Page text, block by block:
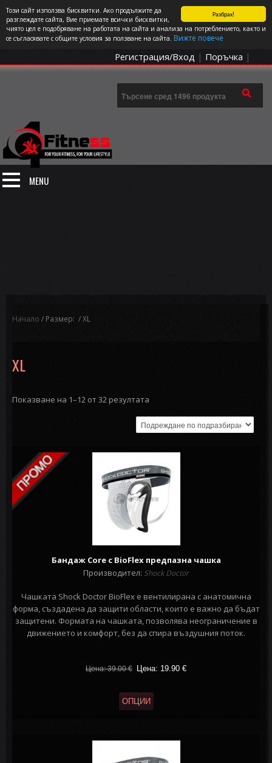
Разбрах!
Този сайт използва бисквитки. Ако продължите да
разглеждате сайта, Вие приемате всички бисквитки,
чиято цел е подобряване на работата на сайта и анализа на потреблението, както и
се съгласявате с общите условия за ползване на сайта. Вижте повече
СПОРТЪТ И ДОБАВКИТЕ КАТО НАЧИН НА ЖИВОТ
0 артикула Цена: 0.00€
Регистрация/Вход | Поръчка |
MENU
Начало / Размер: / XL
XL
Показване на 1–12 от 32 резултата
Бандаж Cоre с BioFlex предпазна чашка
Производител: Shock Doctor
Чашката Shock Doctor BioFlex е вентилирана с анатомична
форма, създадена да защити области, които е важно да бъдат
защитени. Формата на чашката, позволява неограничение в
движението и комфорт, без да спира въздушния поток.
Цена: 39.00€ Цена: 19.90 €
ОПЦИИ